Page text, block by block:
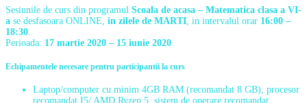
Sesiunile de curs din programul Scoala de acasa – Matematica clasa a VI-
a se desfasoara ONLINE, in zilele de MARTI, in intervalul orar 16:00 –
18:30.
Perioada: 17 martie 2020 – 15 iunie 2020.
Echipamentele necesare pentru participantii la curs
Laptop/computer cu minim 4GB RAM (recomandat 8 GB), procesor
recomandat I5/ AMD Ryzen 5, sistem de operare recomandat